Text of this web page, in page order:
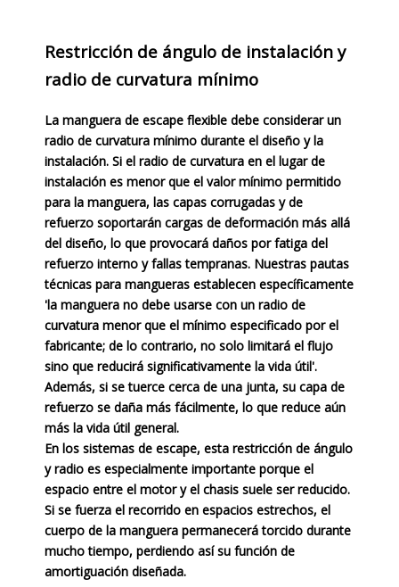
Restricción de ángulo de instalación y
radio de curvatura mínimo
La manguera de escape flexible debe considerar un
radio de curvatura mínimo durante el diseño y la
instalación. Si el radio de curvatura en el lugar de
instalación es menor que el valor mínimo permitido
para la manguera, las capas corrugadas y de
refuerzo soportarán cargas de deformación más allá
del diseño, lo que provocará daños por fatiga del
refuerzo interno y fallas tempranas. Nuestras pautas
técnicas para mangueras establecen específicamente
'la manguera no debe usarse con un radio de
curvatura menor que el mínimo especificado por el
fabricante; de ​​lo contrario, no solo limitará el flujo
sino que reducirá significativamente la vida útil'.
Además, si se tuerce cerca de una junta, su capa de
refuerzo se daña más fácilmente, lo que reduce aún
más la vida útil general.
En los sistemas de escape, esta restricción de ángulo
y radio es especialmente importante porque el
espacio entre el motor y el chasis suele ser reducido.
Si se fuerza el recorrido en espacios estrechos, el
cuerpo de la manguera permanecerá torcido durante
mucho tiempo, perdiendo así su función de
amortiguación diseñada.